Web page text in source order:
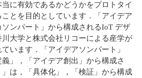
に有効であるかどうかをプロトタイ
とを目的としています．「アイデア
ンパート」から構成されるIoT デザ
大学と株式会社リコーによる産学が
います．「アイデアソンパート」
」，「アイデア創出」から構成さ
は，「具体化」，「検証」から構成